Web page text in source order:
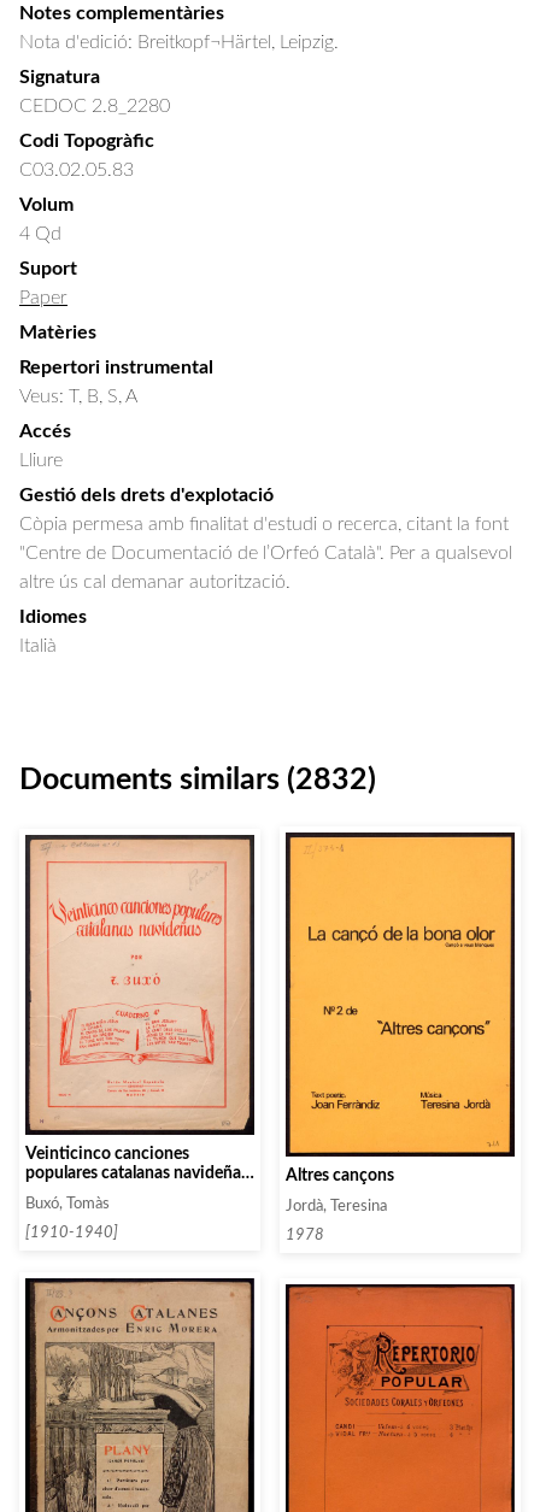
Notes complementàries
Nota d'edició: Breitkopf¬Härtel, Leipzig.
Signatura
CEDOC 2.8_2280
Codi Topogràfic
C03.02.05.83
Volum
4 Qd
Suport
Paper
Matèries
Repertori instrumental
Veus: T, B, S, A
Accés
Lliure
Gestió dels drets d'explotació
Còpia permesa amb finalitat d'estudi o recerca, citant la font
"Centre de Documentació de l’Orfeó Català". Per a qualsevol
altre ús cal demanar autorització.
Idiomes
Italià
Documents similars (2832)
Veinticinco canciones
populares catalanas navideñas.
Cuaderno 1
Buxó, Tomàs
[1910-1940]
Altres cançons
Jordà, Teresina
1978